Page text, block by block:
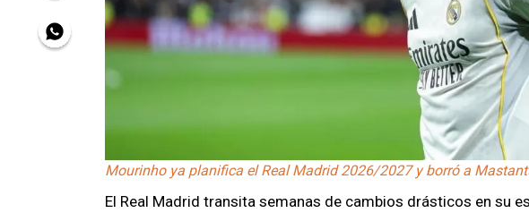
Mourinho ya planifica el Real Madrid 2026/2027 y borró a
El Real Madrid transita semanas de cambios drásticos en su